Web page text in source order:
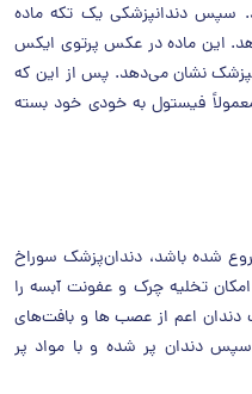
سپس دندانپزشکی یک تکه ماده
این ماده در عکس پرتوی ایکس
نشان می‌دهد. پس از این که
فیستول به خودی خود بسته
شده باشد، دندان‌پزشک سوراخ
تخلیه چرک و عفونت آبسه را
دندان اعم از عصب ها و بافت‌های
دندان پر شده و با مواد پر